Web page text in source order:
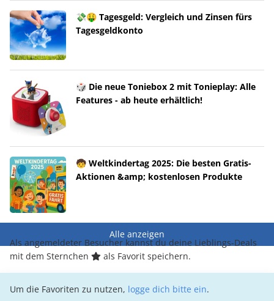
💸🤑 Tagesgeld: Vergleich und Zinsen fürs
Tagesgeldkonto
🎲 Die neue Toniebox 2 mit Tonieplay: Alle
Features - ab heute erhältlich!
🧒 Weltkindertag 2025: Die besten Gratis-
Aktionen &amp; kostenlosen Produkte
Alle anzeigen
Als angemeldeter Besucher kannst du deine Lieblings-Deals
mit dem Sternchen
als Favorit speichern.
Um die Favoriten zu nutzen, logge dich bitte ein.